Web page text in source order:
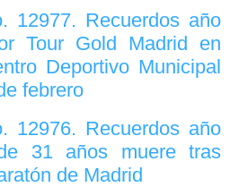
12977. Recuerdos año
Tour Gold Madrid en
Deportivo Municipal
febrero
12976. Recuerdos año
31 años muere tras
de Madrid